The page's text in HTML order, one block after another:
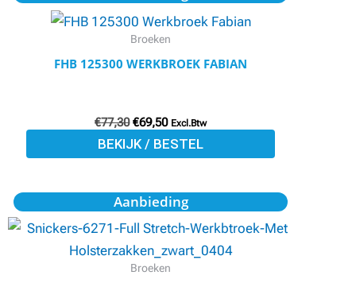
de
productpagina
Broeken
FHB 125300 WERKBROEK FABIAN
€77,30
was:
€77,30.
€69,50
is:
€69,50.
Excl.Btw
BEKIJK / BESTEL
heeft
meerdere
optie
kan
worden
op
de
productpagina
Aanbieding
Broeken
Dit
product
meerdere